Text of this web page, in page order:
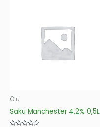
Õlu
Saku Manchester 4,2% 0,5L